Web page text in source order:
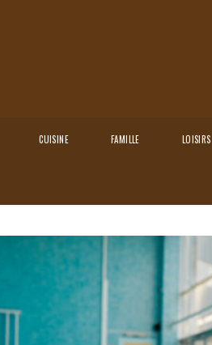
CUISINE FAMILLE LOISIRS